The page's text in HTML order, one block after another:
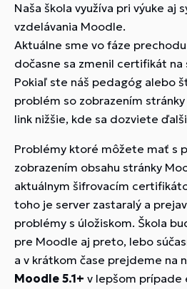
Naša škola využíva pri výuke aj
vzdelávania Moodle.
Aktuálne sme vo fáze prechodu
dočasne sa zmenil certifikát na
Pokiaľ ste náš pedagóg alebo
problém so zobrazením
link nižšie, kde sa dozviete
Problémy ktoré môžete mať s
zobrazením obsahu stránky
aktuálnym šifrovacím
toho je server zastaralý a
problémy s úložiskom. Škola
pre Moodle aj preto, lebo
a v krátkom čase prejdeme na
Moodle 5.1+ v lepšom